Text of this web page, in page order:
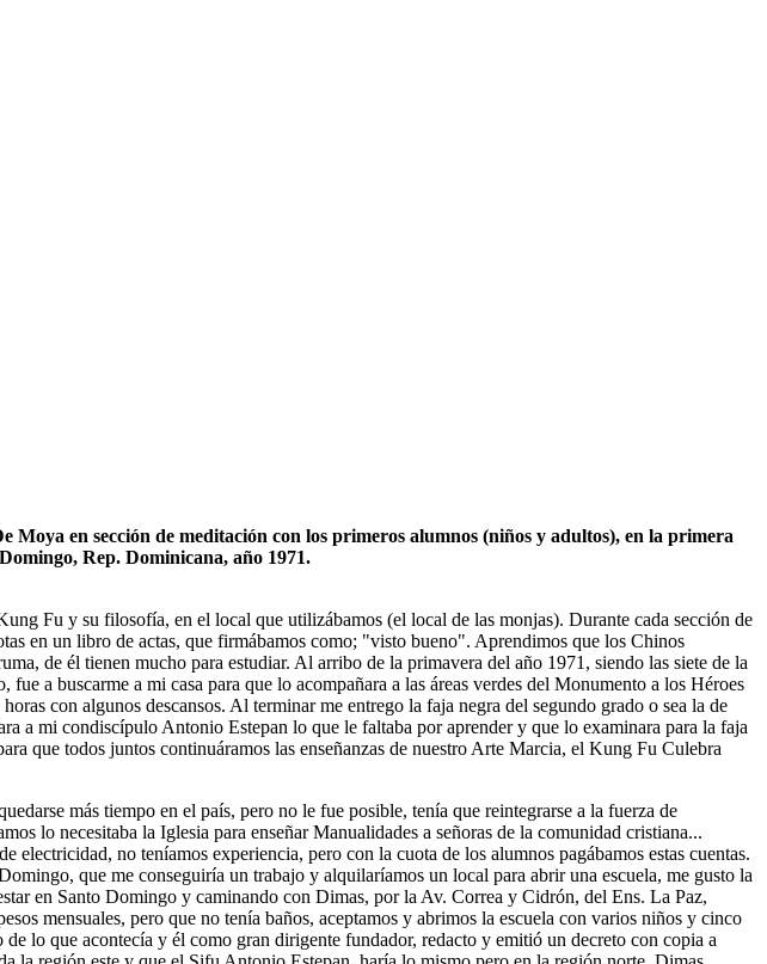
Moya en sección de meditación con los primeros alumnos (niños y adultos), en la primera
Rep. Dominicana, año 1971.
Fu y su filosofía, en el local que utilizábamos (el local de las monjas). Durante cada sección de
en un libro de actas, que firmábamos como; "visto bueno". Aprendimos que los Chinos
de él tienen mucho para estudiar. Al arribo de la primavera del año 1971, siendo las siete de la
a buscarme a mi casa para que lo acompañara a las áreas verdes del Monumento a los Héroes
con algunos descansos. Al terminar me entrego la faja negra del segundo grado o sea la de
a mi condiscípulo Antonio Estepan lo que le faltaba por aprender y que lo examinara para la faja
que todos juntos continuáramos las enseñanzas de nuestro Arte Marcia, el Kung Fu Culebra
más tiempo en el país, pero no le fue posible, tenía que reintegrarse a la fuerza de
lo necesitaba la Iglesia para enseñar Manualidades a señoras de la comunidad cristiana...
no teníamos experiencia, pero con la cuota de los alumnos pagábamos estas cuentas.
que me conseguiría un trabajo y alquilaríamos un local para abrir una escuela, me gusto la
en Santo Domingo y caminando con Dimas, por la Av. Correa y Cidrón, del Ens. La Paz,
mensuales, pero que no tenía baños, aceptamos y abrimos la escuela con varios niños y cinco
lo que acontecía y él como gran dirigente fundador, redacto y emitió un decreto con copia a